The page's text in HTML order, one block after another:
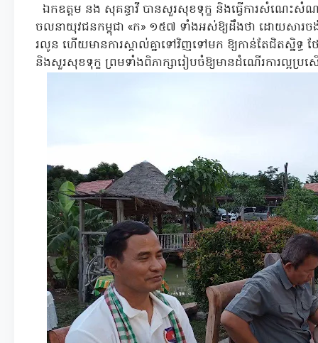
ឯកឧត្តម នង សុគន្ធាវី បានសួរសុខទុក្ខ និងធ្វើការសំណេ
ចលនាយុវជនកម្ពុជា «ក» ១៥៧ ទាំងអស់ឱ្យដឹងថា ដោយសារច
រលូន ហើយមានការស្គាល់គ្នាទៅវិញទៅមក ឱ្យកាន់តែជិតស្និទ្ធ ថ
និងសួរសុខទុក្ខ ព្រមទាំងពិភាក្សារៀបចំឱ្យមានដំណើរការល្អប្រ